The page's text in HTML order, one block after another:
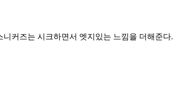
커즈는 시크하면서 엣지있는 느낌을 더해준다.